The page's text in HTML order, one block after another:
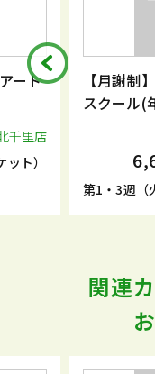
【月謝制】学研・
スクール(年中～小
6,600円（
第1・3週（火）17:00
関連